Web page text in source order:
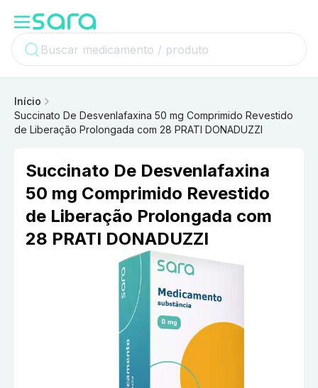
Início
Succinato De Desvenlafaxina 50 mg Comprimido Revestido
de Liberação Prolongada com 28 PRATI DONADUZZI
Succinato De Desvenlafaxina
50 mg Comprimido Revestido
de Liberação Prolongada com
28 PRATI DONADUZZI